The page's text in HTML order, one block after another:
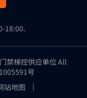
18:00.
禁梯控供应单位 All
号
站地图